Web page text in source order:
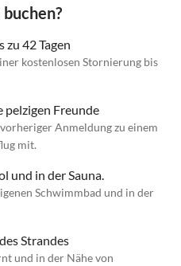
42 Tagen
kostenlosen Stornierung bis
Freunde
Anmeldung zu einem
mit.
und in der Sauna.
Schwimmbad und in der
Strandes
und in der Nähe von